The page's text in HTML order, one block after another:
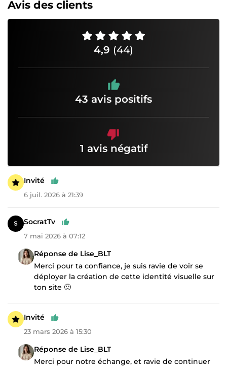
Avis des clients
4,9 (44)
43 avis positifs
1 avis négatif
Invité
6 juil. 2026 à 21:39
SocratTv
7 mai 2026 à 07:12
Réponse de Lise_BLT
Merci pour ta confiance, je suis ravie de voir se
déployer la création de cette identité visuelle sur
ton site 🙂
Invité
23 mars 2026 à 15:30
Réponse de Lise_BLT
Merci pour notre échange, et ravie de continuer